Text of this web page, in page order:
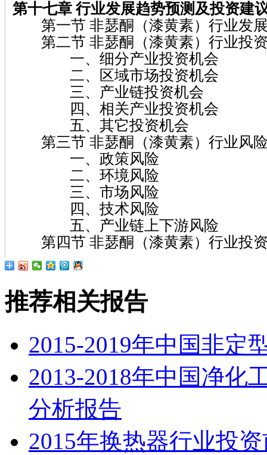
第十七章行业发展趋势预测及投资建
第一节 非瑟酮（漆黄素）行业发
第二节 非瑟酮（漆黄素）行业投
一、细分产业投资机会
二、区域市场投资机会
三、产业链投资机会
四、相关产业投资机会
五、其它投资机会
第三节 非瑟酮（漆黄素）行业风
一、政策风险
二、环境风险
三、市场风险
四、技术风险
五、产业链上下游风险
第四节 非瑟酮（漆黄素）行业投
推荐相关报告
2015-2019年中国非定
2013-2018年中国净化
分析报告
2015年换热器行业投